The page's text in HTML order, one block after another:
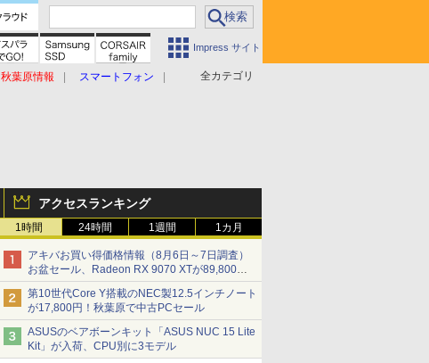
Impress サイト
全カテゴリ
秋葉原情報
スマートフォン
アクセスランキング
1時間 24時間 1週間 1カ月
アキバお買い得価格情報（8月6日～7日調査）
お盆セール、Radeon RX 9070 XTが89,800
円、水平周波数24.8kHz対応の17型モニターが
9,801円、暑さ指数連動セール ほか
第10世代Core Y搭載のNEC製12.5インチノート
が17,800円！秋葉原で中古PCセール
ASUSのベアボーンキット「ASUS NUC 15 Lite
Kit」が入荷、CPU別に3モデル